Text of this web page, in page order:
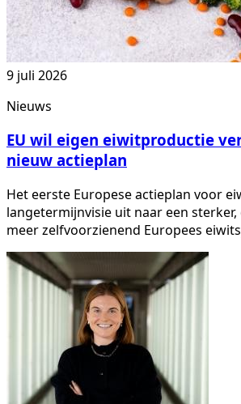
9 juli 2026
Nieuws
EU wil eigen eiwitproductie
nieuw actieplan
Het eerste Europese actieplan voor
langetermijnvisie uit naar een
meer zelfvoorzienend Europees